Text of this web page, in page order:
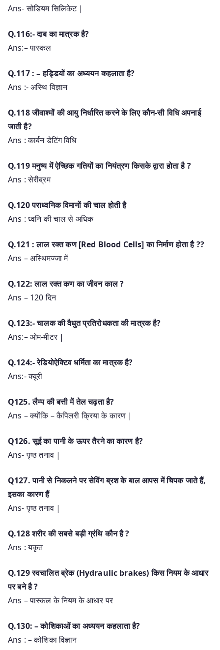
Ans- सोडियम सिलिकेट |
Q.116:- दाब का मात्रक है?
Ans:– पास्कल
Q.117 : – हड्डियों का अध्ययन कहलाता है?
Ans :- अस्थि विज्ञान
Q.118 जीवाश्मों की आयु निर्धारित करने के लिए कौन-सी विधि अपनाई
जाती है?
Ans : कार्बन डेटिंग विधि
Q.119 मनुष्य में ऐच्छिक गतियों का नियंत्रण किसके द्वारा होता है ?
Ans : सेरीब्रम
Q.120 पराध्वनिक विमानों की चाल होती है
Ans : ध्वनि की चाल से अधिक
Q.121 : लाल रक्त कण [Red Blood Cells] का निर्माण होता है ??
Ans – अस्थिमज्जा में
Q.122: लाल रक्त कण का जीवन काल ?
Ans – 120 दिन
Q.123:- चालक की वैधुत प्रतिरोधकता की मात्रक है?
Ans:– ओम-मीटर |
Q.124:- रेडियोऐक्टिव धर्मिता का मात्रक है?
Ans:- क्यूरी
Q125. लैम्प की बत्ती में तेल चढ़ता है?
Ans – क्योंकि – कैपिलरी क्रिया के कारण |
Q126. सूई का पानी के ऊपर तैरने का कारण है?
Ans- पृष्ठ तनाव |
Q127. पानी से निकलने पर सेविंग ब्रश के बाल आपस में चिपक जाते हैं,
इसका कारण हैं
Ans- पृष्ठ तनाव |
Q.128 शरीर की सबसे बड़ी ग्रंथि कौन है ?
Ans : यकृत
Q.129 स्वचालित ब्रेक (Hydraulic brakes) किस नियम के आधार
पर बने है ?
Ans – पास्कल के नियम के आधार पर
Q.130: – कोशिकाओं का अध्ययन कहलाता है?
Ans : – कोशिका विज्ञान